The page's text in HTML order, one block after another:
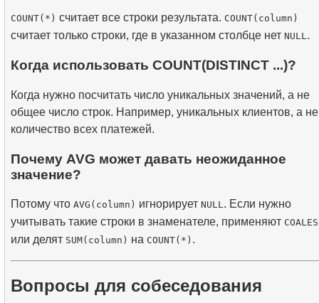
COUNT(*) считает все строки результата. COUNT(column)
считает только строки, где в указанном столбце нет NULL .
Когда использовать COUNT(DISTINCT ...)?
Когда нужно посчитать число уникальных значений, а не
общее число строк. Например, уникальных клиентов, а не
количество всех платежей.
Почему AVG может давать неожиданное
значение?
Потому что AVG(column) игнорирует NULL. Если нужно
учитывать такие строки в знаменателе, применяют
или делят SUM(column) на COUNT(*) .
Вопросы для собеседования